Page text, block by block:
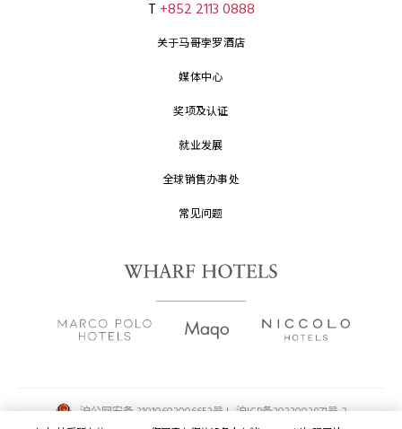
T +852 2113 0888
关于马哥孛罗酒店
媒体中心
奖项及认证
就业发展
全球销售办事处
常见问题
沪公网安备 31010602006653号 | 沪ICP备2022002871号-2